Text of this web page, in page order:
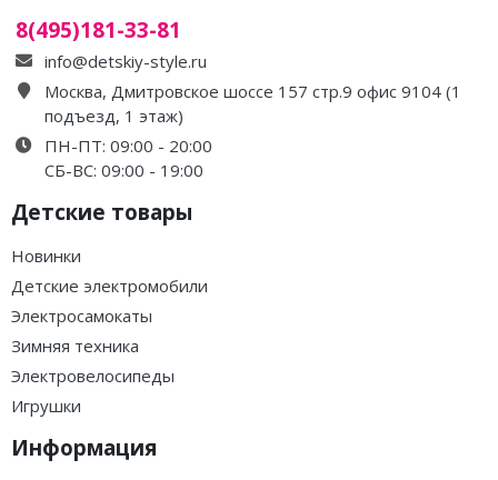
8(495)181-33-81
info@detskiy-style.ru
Москва, Дмитровское шоссе 157 стр.9 офис 9104 (1
подъезд, 1 этаж)
ПН-ПТ: 09:00 - 20:00
СБ-ВС: 09:00 - 19:00
Детские товары
Новинки
Детские электромобили
Электросамокаты
Зимняя техника
Электровелосипеды
Игрушки
Информация